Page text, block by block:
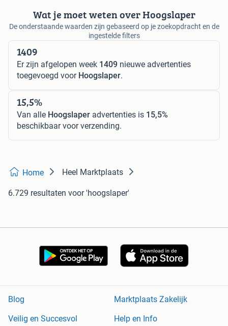
Wat je moet weten over Hoogslaper
De onderstaande waarden zijn gebaseerd op je zoekopdracht en de
ingestelde filters
1409
Er zijn afgelopen week 1409 nieuwe advertenties
toegevoegd voor Hoogslaper.
15,5%
Van alle Hoogslaper advertenties is 15,5%
beschikbaar voor verzending.
Home Heel Marktplaats
6.729 resultaten voor 'hoogslaper'
Blog
Marktplaats Zakelijk
Veilig en Succesvol
Help en Info